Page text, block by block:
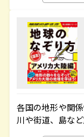
各国の地形や関
川や街道、島な